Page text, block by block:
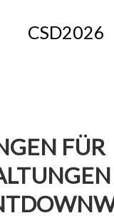
CSD2026
FÜR